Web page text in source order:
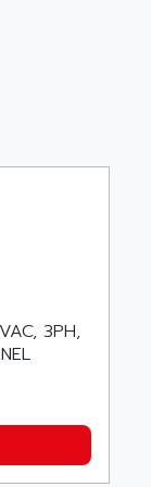
3PH,